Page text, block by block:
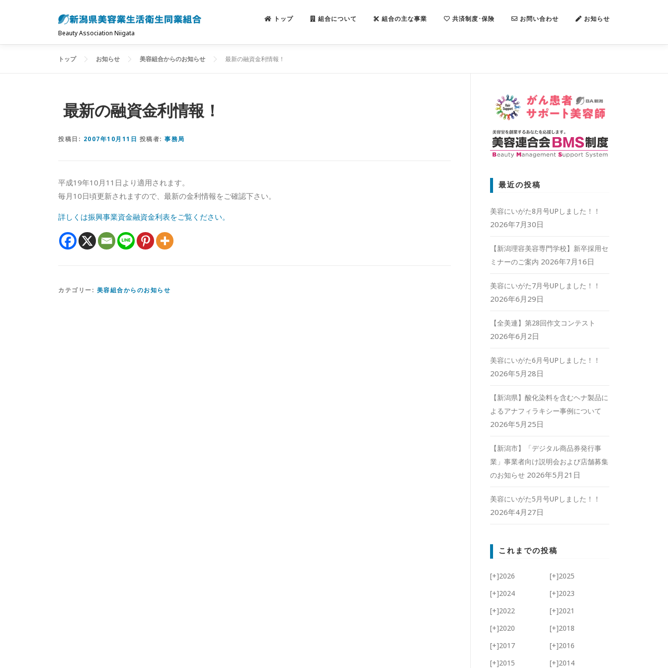
ン
Beauty Association Niigata
トップ 組合について 組合の主な事業 共済制度･保険 お問い合わせ お知らせ
トップ お知らせ 美容組合からのお知らせ 最新の融資金利情報！
最新の融資金利情報！
投稿日: 2007年10月11日 投稿者: 事務局
平成19年10月11日より適用されます。
毎月10日頃更新されますので、最新の金利情報をご確認下さい。
詳しくは振興事業資金融資金利表をご覧ください。
カテゴリー: 美容組合からのお知らせ
最近の投稿
美容にいがた8月号UPしました！！
2026年7月30日
【新潟理容美容専門学校】新卒採用セ
ミナーのご案内 2026年7月16日
美容にいがた7月号UPしました！！
2026年6月29日
【全美連】第28回作文コンテスト
2026年6月2日
美容にいがた6月号UPしました！！
2026年5月28日
【新潟県】酸化染料を含むヘナ製品に
よるアナフィラキシー事例について
2026年5月25日
【新潟市】「デジタル商品券発行事
業」事業者向け説明会および店舗募集
のお知らせ 2026年5月21日
美容にいがた5月号UPしました！！
2026年4月27日
これまでの投稿
[+]2026 [+]2025
[+]2024 [+]2023
[+]2022 [+]2021
[+]2020 [+]2018
[+]2017 [+]2016
[+]2015 [+]2014